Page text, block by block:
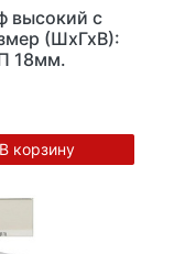
высокий с
(ШхГхВ):
18мм.
В корзину